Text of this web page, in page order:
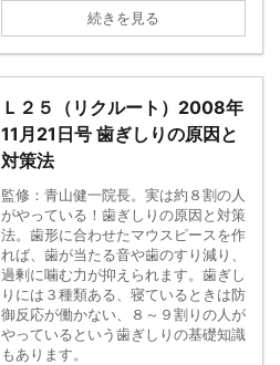
続きを見る
Ｌ２５（リクルート）2008年
11月21日号 歯ぎしりの原因と
対策法
監修：青山健一院長。実は約８割の人
がやっている！歯ぎしりの原因と対策
法。歯形に合わせたマウスピースを作
れば、歯が当たる音や歯のすり減り、
過剰に噛む力が抑えられます。歯ぎし
りには３種類ある、寝ているときは防
御反応が働かない、８～９割りの人が
やっているという歯ぎしりの基礎知識
もあります。